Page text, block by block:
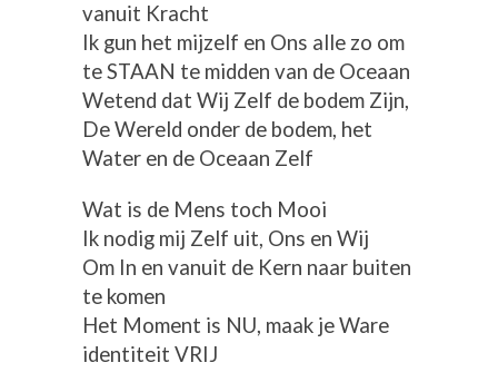
vanuit Kracht
Ik gun het mijzelf en Ons alle zo om
te STAAN te midden van de Oceaan
Wetend dat Wij Zelf de bodem Zijn,
De Wereld onder de bodem, het
Water en de Oceaan Zelf
Wat is de Mens toch Mooi
Ik nodig mij Zelf uit, Ons en Wij
Om In en vanuit de Kern naar buiten
te komen
Het Moment is NU, maak je Ware
identiteit VRIJ